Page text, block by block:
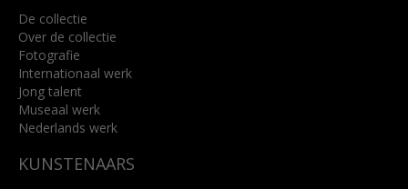
De collectie
Over de collectie
Fotografie
Internationaal werk
Jong talent
Museaal werk
Nederlands werk
KUNSTENAARS